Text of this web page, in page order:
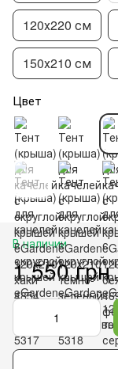
120х220 см
150х210 см
Цвет
В наличии
1 550 грн